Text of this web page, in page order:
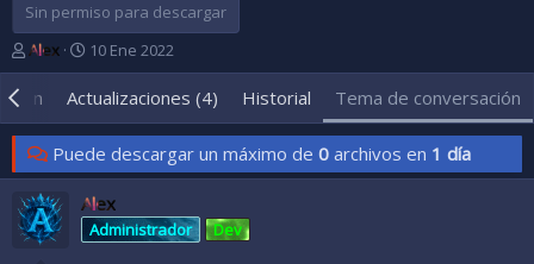
Sin permiso para descargar
A
u
r
d
e
l
t
e
Alex
F
e
c
a
d
e
i
n
i
10 Ene 2022
Actualizaciones (4) Historial Tema de conversación
Puede descargar un máximo de 0 archivos en 1 día
Alex
Administrador Dev